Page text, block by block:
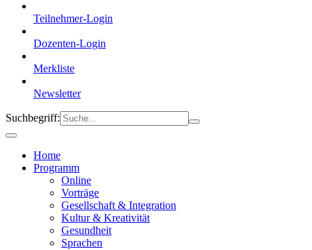
Teilnehmer-Login
Dozenten-Login
Merkliste
Newsletter
Suchbegriff:
Home
Programm
Online
Vorträge
Gesellschaft & Integration
Kultur & Kreativität
Gesundheit
Sprachen